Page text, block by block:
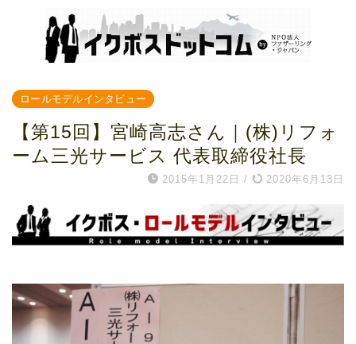
ロールモデルインタビュー
【第15回】宮崎高志さん｜(株)リフォ
ーム三光サービス 代表取締役社長
2015年1月22日 / 2020年6月13日